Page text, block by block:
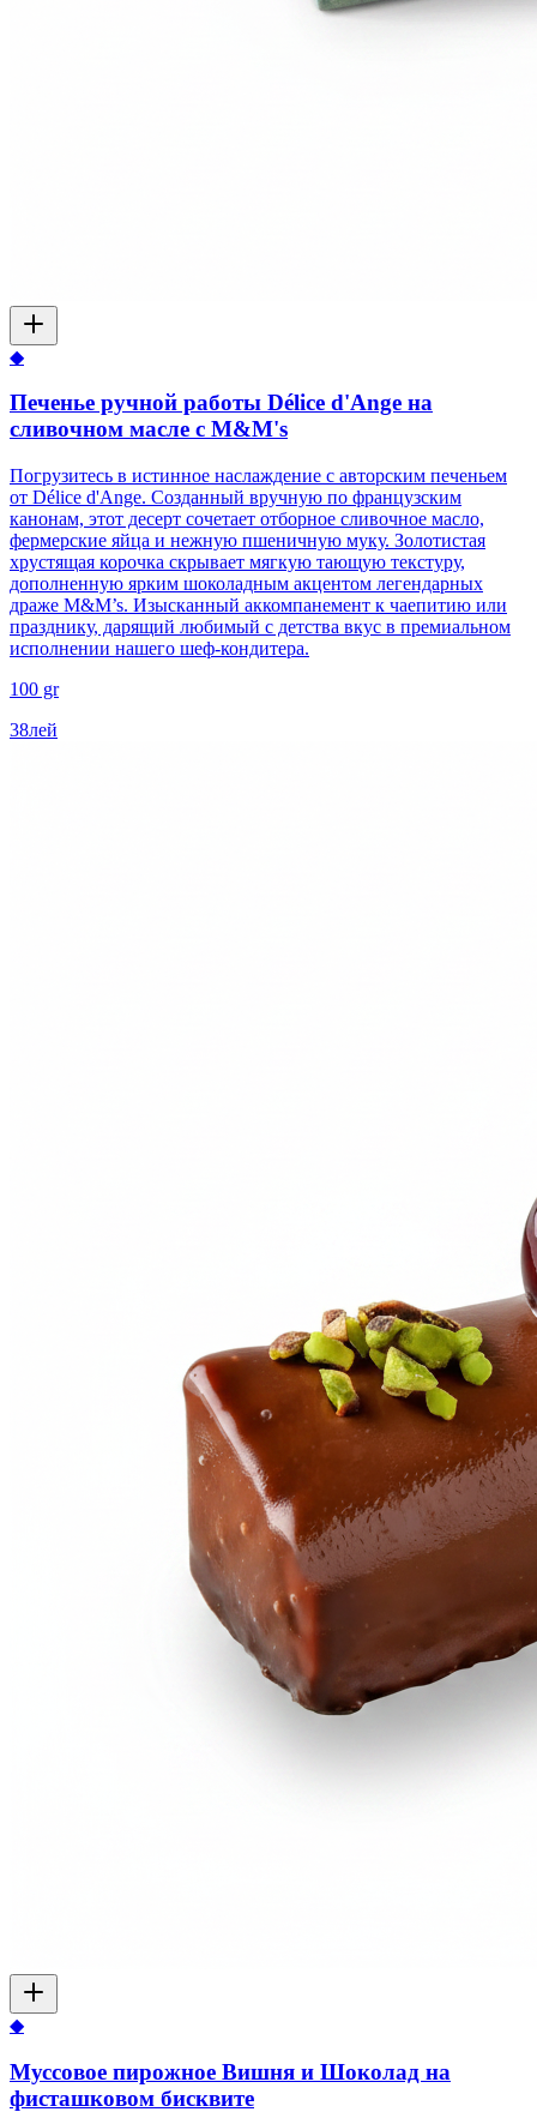
◆
Печенье ручной работы Délice d'Ange на
сливочном масле с M&M's
Погрузитесь в истинное наслаждение с авторским печеньем
от Délice d'Ange. Созданный вручную по французским
канонам, этот десерт сочетает отборное сливочное масло,
фермерские яйца и нежную пшеничную муку. Золотистая
хрустящая корочка скрывает мягкую тающую текстуру,
дополненную ярким шоколадным акцентом легендарных
драже M&M’s. Изысканный аккомпанемент к чаепитию или
празднику, дарящий любимый с детства вкус в премиальном
исполнении нашего шеф-кондитера.
100 gr
38лей
◆
Муссовое пирожное Вишня и Шоколад на
фисташковом бисквите